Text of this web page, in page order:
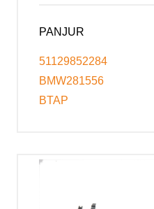
PANJUR
51129852284
BMW281556
BTAP